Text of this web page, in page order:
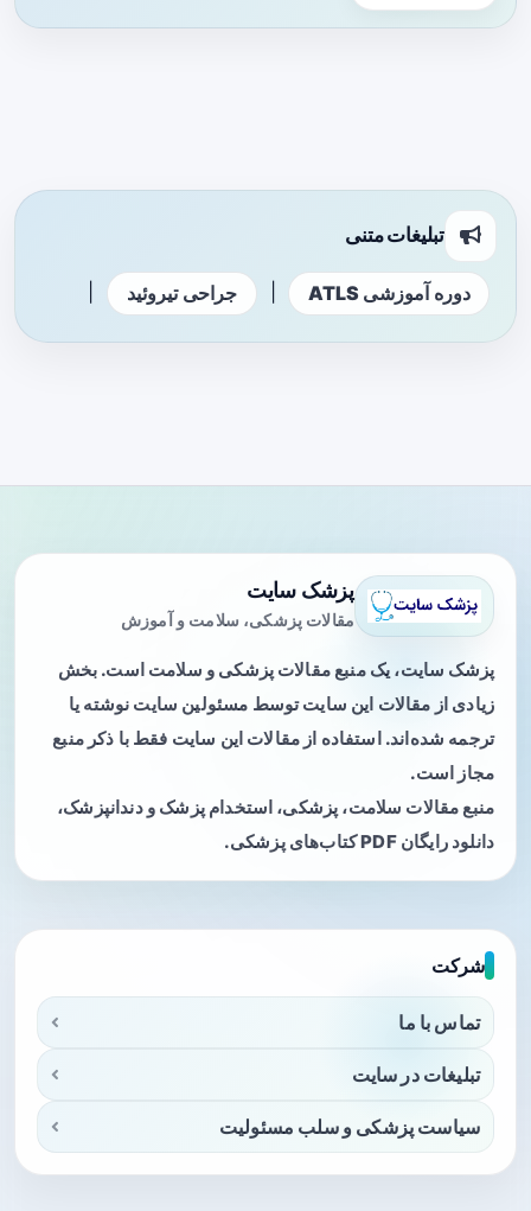
تبلیغات متنی
دوره آموزشی ATLS جراحی تیروئید
پزشک سایت
مقالات پزشکی، سلامت و آموزش
پزشک سایت، یک منبع مقالات پزشکی و سلامت است. بخش
زیادی از مقالات این سایت توسط مسئولین سایت نوشته یا
ترجمه شده‌اند. استفاده از مقالات این سایت فقط با ذکر منبع
مجاز است.
منبع مقالات سلامت، پزشکی، استخدام پزشک و دندانپزشک،
دانلود رایگان PDF کتاب‌های پزشکی.
شرکت
تماس با ما
تبلیغات در سایت
سیاست پزشکی و سلب مسئولیت